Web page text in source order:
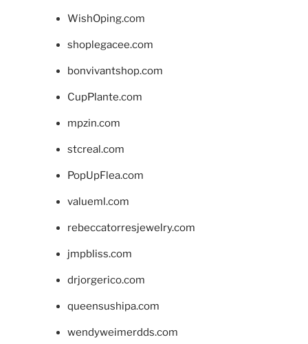
WishOping.com
shoplegacee.com
bonvivantshop.com
CupPlante.com
mpzin.com
stcreal.com
PopUpFlea.com
valueml.com
rebeccatorresjewelry.com
jmpbliss.com
drjorgerico.com
queensushipa.com
wendyweimerdds.com